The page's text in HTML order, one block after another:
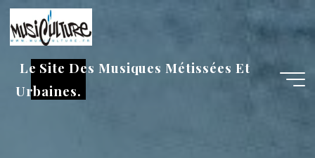
Aller
au
contenu
Le Site Des Musiques Métissées Et
Urbaines.